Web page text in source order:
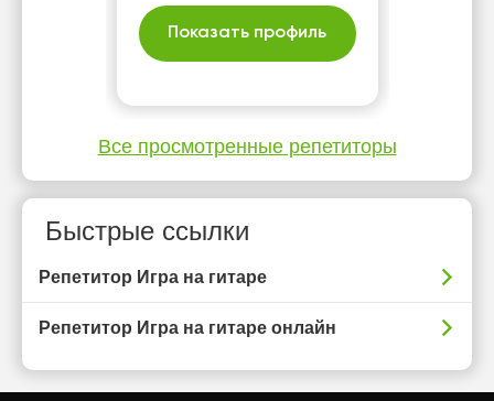
Показать профиль
Все просмотренные репетиторы
Быстрые ссылки
Репетитор Игра на гитаре
Репетитор Игра на гитаре онлайн